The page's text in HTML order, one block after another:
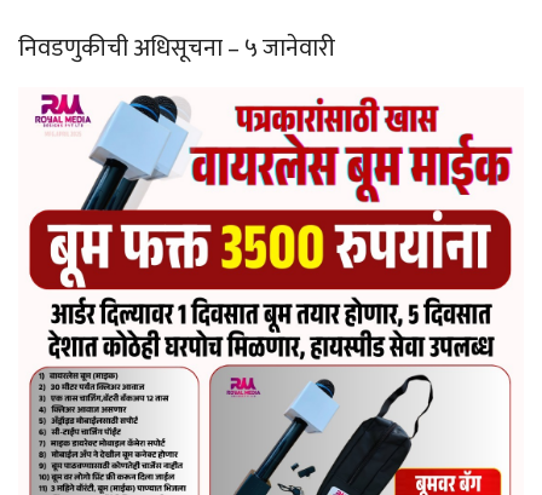
निवडणुकीची अधिसूचना – ५ जानेवारी